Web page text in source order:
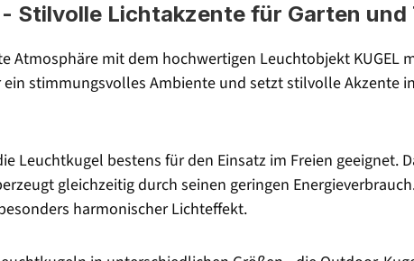
Stilvolle Lichtakzente für Garten und
Atmosphäre mit dem hochwertigen Leuchtobjekt KUGEL
stimmungsvolles Ambiente und setzt stilvolle Akzente
Leuchtkugel bestens für den Einsatz im Freien geeignet.
gleichzeitig durch seinen geringen
harmonischer Lichteffekt.